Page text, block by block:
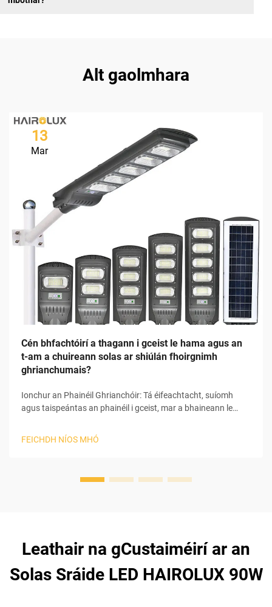
Alt gaolmhara
13
Mar
Cén bhfachtóirí a thagann i gceist le hama agus an
t-am a chuireann solas ar shiúlán fhoirgnimh
ghrianchumais?
Ionchur an Phainéil Ghrianchóir: Tá éifeachtacht, suíomh
agus taispeántas an phainéil i gceist, mar a bhaineann le
méid fuinnimh a bhriseann an painéal gach lá faoi scáth an
FEICHDH NÍOS MHÓ
Leathair na gCustaiméirí ar an
Solas Sráide LED HAIROLUX 90W